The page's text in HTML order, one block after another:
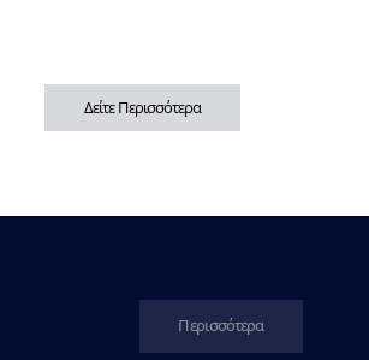
Δείτε Περισσότερα
Περισσότερα